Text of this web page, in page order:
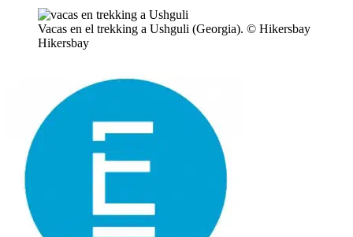
Vacas en el trekking a Ushguli (Georgia). © Hikersbay
Hikersbay